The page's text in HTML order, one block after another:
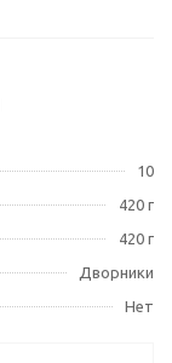
10
420 г
420 г
Дворники
Нет